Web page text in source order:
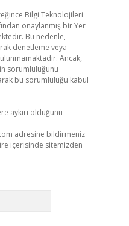
Bilgi Teknolojileri
onaylanmış bir Yer
Bu nedenle,
denetleme veya
Ancak,
sorumluluğunu
bu sorumluluğu kabul
aykırı olduğunu
adresine bildirmeniz
içerisinde sitemizden